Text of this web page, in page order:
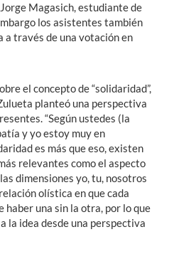
Magasich, estudiante de
los asistentes también
a través de una votación en
el concepto de “solidaridad”,
planteó una perspectiva
“Según ustedes (la
y yo estoy muy en
es más que eso, existen
relevantes como el aspecto
dimensiones yo, tu, nosotros
olística en que cada
haber una sin la otra, por lo que
la idea desde una perspectiva